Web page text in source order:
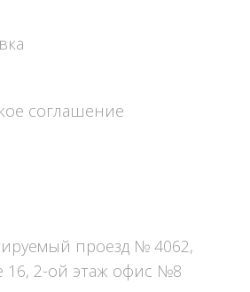
соглашение
проезд № 4062,
16, 2-ой этаж офис №8